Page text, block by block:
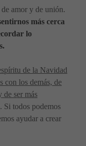
amor y de unión.
más cerca
lo
de la Navidad
con los demás, de
de ser más
. Si todos podemos
ayudar a crear